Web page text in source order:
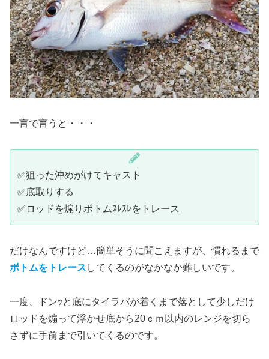
一言で言うと・・・
✅狙った沖めがけてキャスト
✅底取りする
✅ロッドを煽りボトムｽﾚｽﾚをトレース
だけなんですけど…簡単そうに聞こえますが、慣れるまで
ボトムをトレース してくるのがなかなか難しいです。
一度、ドンｯと底にタイラバが着くまで落として少しだけ
ロッドを煽って浮かせ底から20ｃｍ以内のレンジを切ら
さずに手前まで引いてくるのです。